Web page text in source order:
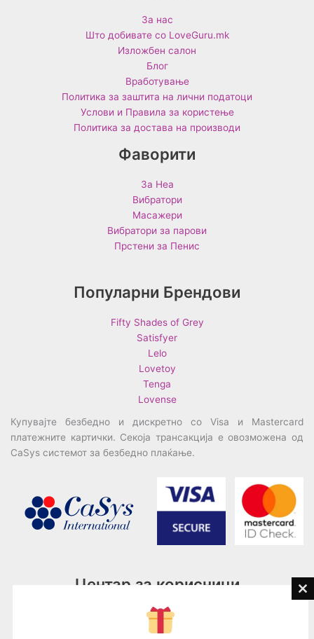
За нас
Што добивате со LoveGuru.mk
Изложбен салон
Блог
Вработување
Политика за заштита на лични податоци
Услови и Правила за користење
Политика за достава на производи
Фаворити
За Неа
Вибратори
Масажери
Вибратори за парови
Прстени за Пенис
Популарни Брендови
Fifty Shades of Grey
Satisfyer
Lelo
Lovetoy
Tenga
Lovense
Купувајте безбедно и дискретно со Visa и Mastercard
платежните картички. Секоја трансакција е овозможена од
CaSys системот за безбедно плаќање.
Центар за корисници
076945497; 076945498
contact@loveguru.mk